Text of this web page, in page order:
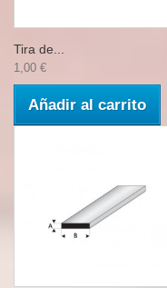
Tira de...
1,00 €
Añadir al carrito